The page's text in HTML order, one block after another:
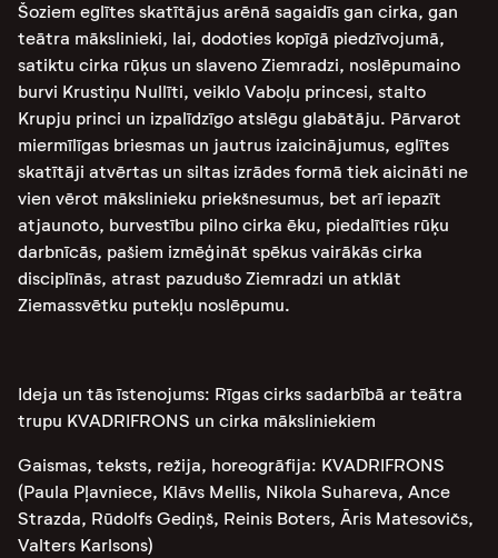
Šoziem eglītes skatītājus arēnā sagaidīs gan cirka, gan
teātra mākslinieki, lai, dodoties kopīgā piedzīvojumā,
satiktu cirka rūķus un slaveno Ziemradzi, noslēpumaino
burvi Krustiņu Nullīti, veiklo Vaboļu princesi, stalto
Krupju princi un izpalīdzīgo atslēgu glabātāju. Pārvarot
miermīlīgas briesmas un jautrus izaicinājumus, eglītes
skatītāji atvērtas un siltas izrādes formā tiek aicināti ne
vien vērot mākslinieku priekšnesumus, bet arī iepazīt
atjaunoto, burvestību pilno cirka ēku, piedalīties rūķu
darbnīcās, pašiem izmēģināt spēkus vairākās cirka
disciplīnās, atrast pazudušo Ziemradzi un atklāt
Ziemassvētku putekļu noslēpumu.
Ideja un tās īstenojums: Rīgas cirks sadarbībā ar teātra
trupu KVADRIFRONS un cirka māksliniekiem
Gaismas, teksts, režija, horeogrāfija: KVADRIFRONS
(Paula Pļavniece, Klāvs Mellis, Nikola Suhareva, Ance
Strazda, Rūdolfs Gediņš, Reinis Boters, Āris Matesovičs,
Valters Karlsons)